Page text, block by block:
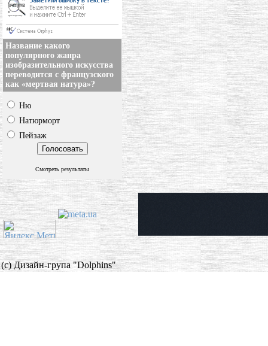
Название какого
популярного жанра
изобразительного искусства
переводится с французского
как «мертвая натура»?
Ню
Натюрморт
Пейзаж
Смотреть результаты
(c) Дизайн-група "Dolphins"